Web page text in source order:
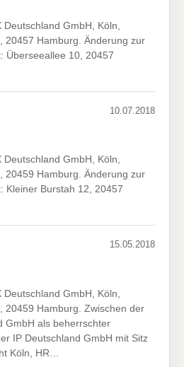
GmbH, Köln,
20457 Hamburg. Änderung zur
Überseeallee 10, 20457
10.07.2018
Deutschland GmbH, Köln,
20459 Hamburg. Änderung zur
Kleiner Burstah 12, 20457
15.05.2018
GmbH, Köln,
20459 Hamburg. Zwischen der
GmbH als beherrschter
IP Deutschland GmbH mit Sitz
Köln, HR…